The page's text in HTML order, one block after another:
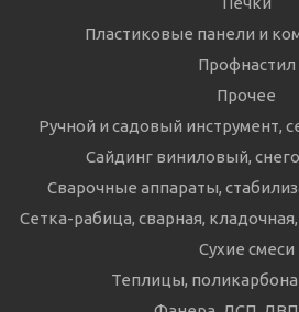
Пластиковые панели и
Профнастил
Прочее
Ручной и садовый инструмент,
Сайдинг виниловый,
Сварочные аппараты,
Сетка-рабица, сварная,
Сухие смеси
Теплицы,